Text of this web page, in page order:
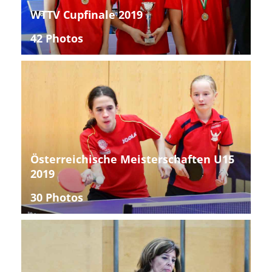
WTTV Cupfinale 2019
42 Photos
Österreichische Meisterschaften U15
2019
30 Photos